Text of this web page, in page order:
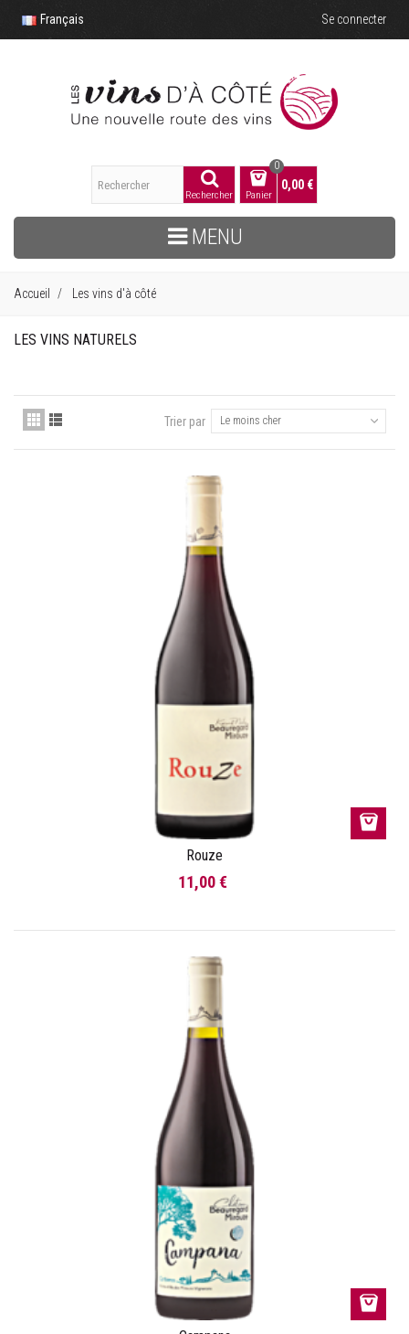
Français Se connecter
Rechercher Panier
0
0,00 €
MENU
Accueil Les vins d'à côté
LES VINS NATURELS
Trier par Le moins cher
Rouze
11,00 €